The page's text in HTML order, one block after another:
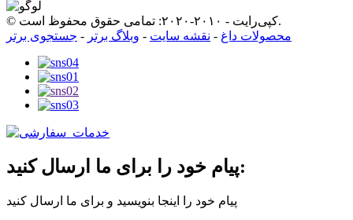
© کپی‌رایت - ۲۰۱۰-۲۰۲۰: تمامی حقوق محفوظ است.
محصولات داغ - نقشه سایت - وبلاگ برتر - جستجوی برتر
پیام خود را برای ما ارسال کنید:
پیام خود را اینجا بنویسید و برای ما ارسال کنید